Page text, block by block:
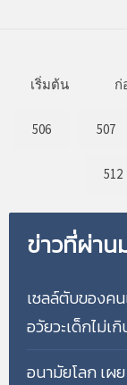
เริ่มต้น ก่
506 507
512
ข่าวที่ผ่าน
เซลล์ตับของค
อวัยวะเด็กไม่เ
อนามัยโลก เผ